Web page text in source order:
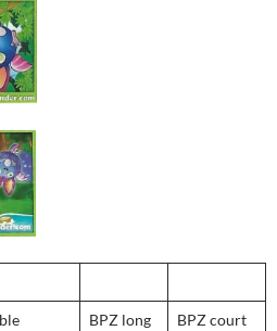
BPZ long BPZ court